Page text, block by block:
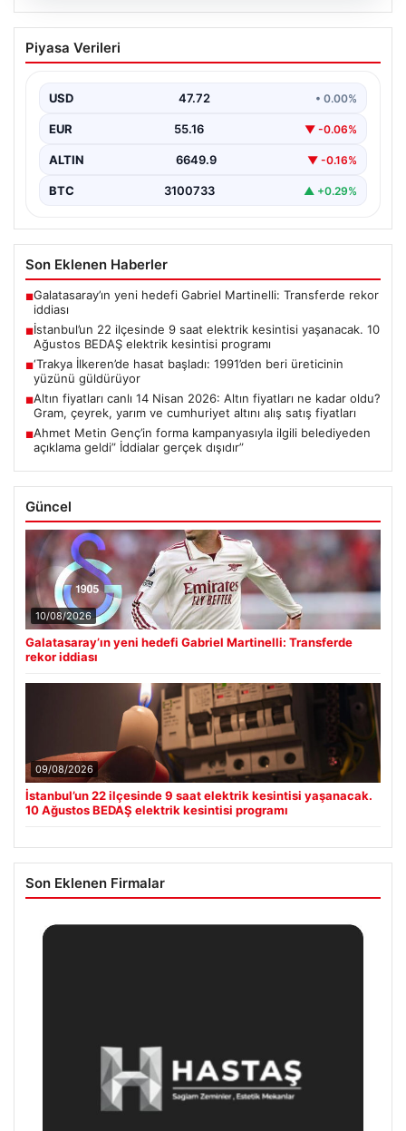
09.08.2026
İstanbul’un 22 ilçesinde 9 saat elektrik
kesintisi yaşanacak. 10 Ağustos BEDAŞ
Piyasa Verileri
USD 47.72 • 0.00%
EUR 55.16 ▼ -0.06%
ALTIN 6649.9 ▼ -0.16%
BTC 3100733 ▲ +0.29%
Son Eklenen Haberler
■Galatasaray’ın yeni hedefi Gabriel Martinelli: Transferde rekor
iddiası
■İstanbul’un 22 ilçesinde 9 saat elektrik kesintisi yaşanacak. 10
Ağustos BEDAŞ elektrik kesintisi programı
■‘Trakya İlkeren’de hasat başladı: 1991’den beri üreticinin
yüzünü güldürüyor
■Altın fiyatları canlı 14 Nisan 2026: Altın fiyatları ne kadar oldu?
Gram, çeyrek, yarım ve cumhuriyet altını alış satış fiyatları
■Ahmet Metin Genç’in forma kampanyasıyla ilgili belediyeden
açıklama geldi” İddialar gerçek dışıdır”
Güncel
10/08/2026
Galatasaray’ın yeni hedefi Gabriel Martinelli: Transferde
rekor iddiası
09/08/2026
İstanbul’un 22 ilçesinde 9 saat elektrik kesintisi yaşanacak.
10 Ağustos BEDAŞ elektrik kesintisi programı
Son Eklenen Firmalar